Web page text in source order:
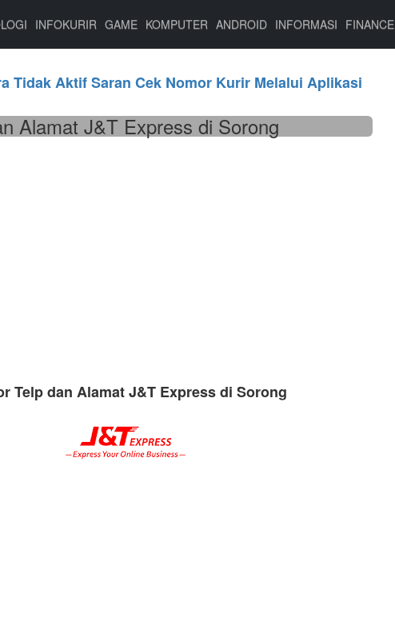
INFOKURIR GAME KOMPUTER ANDROID INFORMASI FINANCE
Tidak Aktif Saran Cek Nomor Kurir Melalui Aplikasi
Alamat J&T Express di Sorong
Telp dan Alamat J&T Express di Sorong